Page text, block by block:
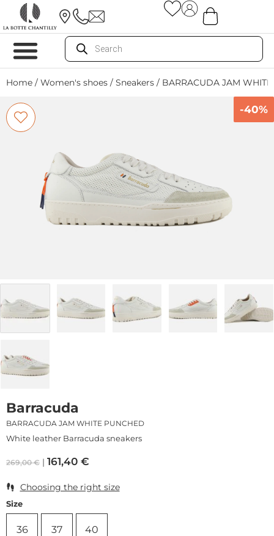
Home / Women's shoes / Sneakers / BARRACUDA JAM
-40%
Barracuda
BARRACUDA JAM WHITE PUNCHED
White leather Barracuda sneakers
269,00€ 161,40 €
Choosing the right size
Size
36 37 40